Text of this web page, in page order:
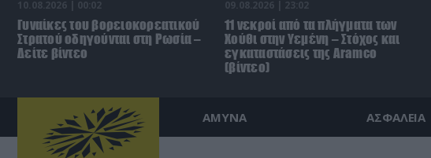
10.08.2026 | 00:02
Γυναίκες του βορειοκορεατικού
Στρατού οδηγούνται στη Ρωσία –
Δείτε βίντεο
09.08.2026 | 23:02
11 νεκροί από τα πλήγματα των
Χούθι στην Υεμένη – Στόχος και
εγκαταστάσεις της Aramco
(βίντεο)
ΑΜΥΝΑ ΑΣΦΑΛΕΙΑ